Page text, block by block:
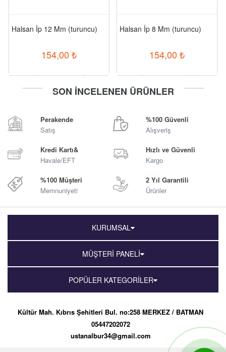
Halsan İp 12 Mm (turuncu)
154,00 ₺
Halsan İp 8 Mm (turuncu)
154,00 ₺
SON İNCELENEN ÜRÜNLER
Perakende
Satış
%100 Güvenli
Alışveriş
Kredi Kartı&
Havale/EFT
Hızlı ve Güvenli
Kargo
%100 Müşteri
Memnuniyeti
2 Yıl Garantili
Ürünler
KURUMSAL
MÜŞTERİ PANELİ
POPÜLER KATEGORİLER
Kültür Mah. Kıbrıs Şehitleri Bul. no:258 MERKEZ / BATMAN
05447202072
ustanalbur34@gmail.com